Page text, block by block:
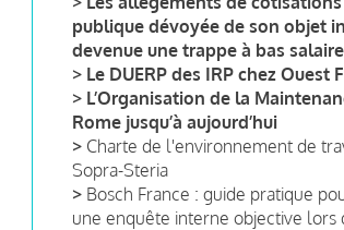
publique dévoyée de son objet
devenue une trappe à bas salaire
> Le DUERP des IRP chez Ouest
> L’Organisation de la
Rome jusqu’à aujourd’hui
> Charte de l'environnement de
Sopra-Steria
> Bosch France : guide pratique
une enquête interne objective lors